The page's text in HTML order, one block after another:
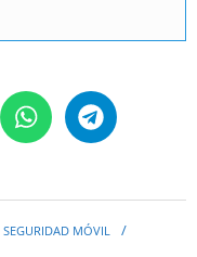
SEGURIDAD MÓVIL